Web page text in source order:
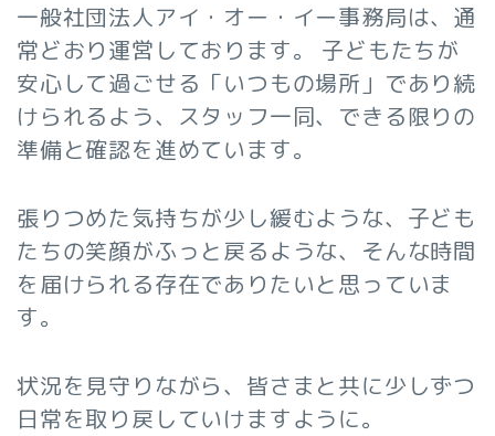
一般社団法人アイ・オー・イー事務局は、通
常どおり運営しております。 子どもたちが
安心して過ごせる「いつもの場所」であり続
けられるよう、スタッフ一同、できる限りの
準備と確認を進めています。
張りつめた気持ちが少し緩むような、子ども
たちの笑顔がふっと戻るような、そんな時間
を届けられる存在でありたいと思っていま
す。
状況を見守りながら、皆さまと共に少しずつ
日常を取り戻していけますように。